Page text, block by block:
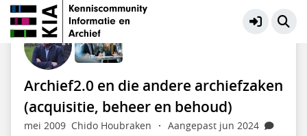
KIA Community Meer
Archief2.0 en die andere archiefzaken
(acquisitie, beheer en behoud)
mei 2009 Chido Houbraken ·
Aangepast jun 2024